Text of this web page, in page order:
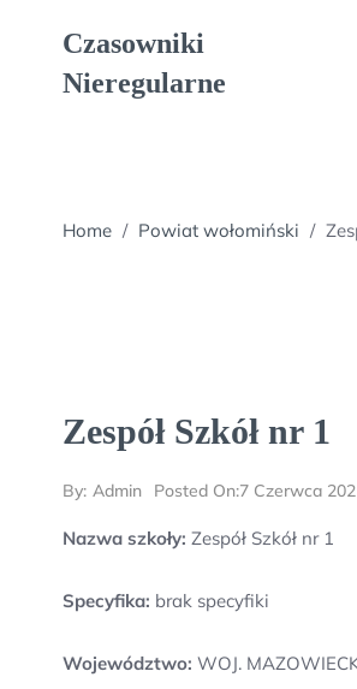
Czasowniki
Nieregularne
Home / Powiat wołomiński /
Zespół Szkół nr 1
By: Admin Posted On:7 Czerwca
Nazwa szkoły: Zespół Szkół nr 1
Specyfika: brak specyfiki
Województwo: WOJ.